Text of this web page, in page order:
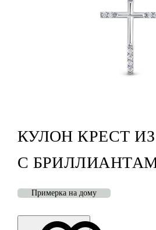
КУЛОН КРЕСТ
С
Примерка на дому